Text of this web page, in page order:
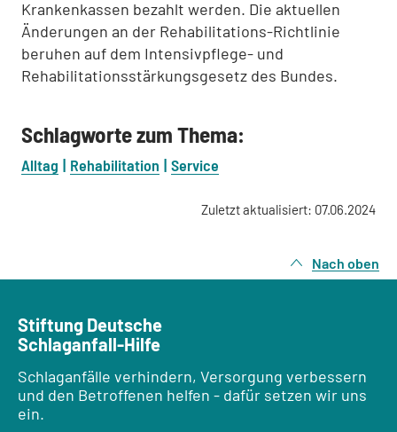
Krankenkassen bezahlt werden. Die aktuellen
Änderungen an der Rehabilitations-Richtlinie
beruhen auf dem Intensivpflege- und
Rehabilitationsstärkungsgesetz des Bundes.
Schlagworte zum Thema:
Alltag Rehabilitation Service
Zuletzt aktualisiert: 07.06.2024
Nach oben
Stiftung Deutsche
Schlaganfall-Hilfe
Schlaganfälle verhindern, Versorgung verbessern
und den Betroffenen helfen - dafür setzen wir uns
ein.